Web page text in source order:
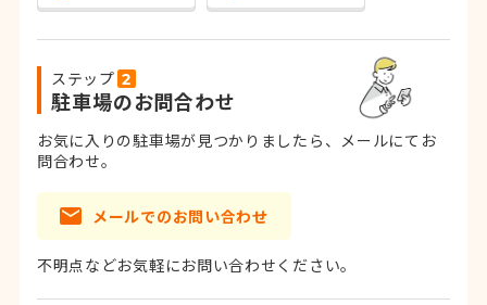
ステップ
駐車場のお問合わせ
お気に入りの駐車場が見つかりましたら、メールにてお
問合わせ。
メールでのお問い合わせ
不明点などお気軽にお問い合わせください。